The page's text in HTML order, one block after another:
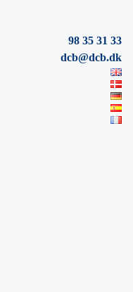
98 35 31 33
dcb@dcb.dk